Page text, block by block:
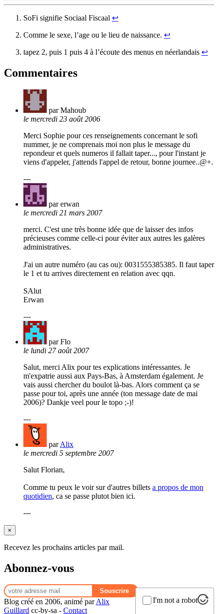
SoFi signifie Sociaal Fiscaal ↩︎
Comme le sexe, l’age ou le lieu de naissance. ↩︎
tapez 2, puis 1 puis 4 à l’écoute des menus en néerlandais ↩︎
Commentaires
par Mahoub
le mercredi 23 août 2006
Merci Sophie pour ces renseignements concernant le sofi
nummer, je ne comprenais moi non plus le message du
repondeur et quels numeros il fallait taper..., pour l'instant je
viens d'appeler, j'attends l'appel de retour, bonne journee..@+.
---
par erwan
le mercredi 21 mars 2007
merci. C'est une très bonne idée que de laisser des infos
précieuses comme celle-ci pour éviter aux autres les galères
administratives.
J'ai un autre numéro (au cas ou): 0031555385385. Il faut taper
le 1 et tu arrives directement en relation avec qqn.
SAlut
Erwan
---
par Flo
le lundi 27 août 2007
Salut, merci Alix pour tes explications intéressantes. Je
m'expatrie aussi aux Pays-Bas, à Amsterdam également. Je
vais aussi chercher du boulot là-bas. Alors comment ça se
passe pour toi, après une année (ton message date de mai
2006)? Dankje veel pour le topo ;-)!
---
parAlix
le mercredi 5 septembre 2007
Salut Florian,
Comme tu peux le voir sur d'autres billets a propos de mon
quotidien, ca se passe plutot bien ici.
---
×
Recevez les prochains articles par mail.
Abonnez-vous
I'm not a robot
Blog créé en 2006, animé parAlix
Guillard cc-by-sa - Contact